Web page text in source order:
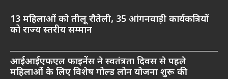
13 महिलाओं को तीलू रौतेली, 35 आंगनवाड़ी कार्यकत्रियों
को राज्य स्तरीय सम्मान
आईआईएफएल फाइनेंस ने स्वतंत्रता दिवस से पहले
महिलाओं के लिए विशेष गोल्ड लोन योजना शुरू की